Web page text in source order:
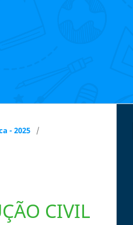
- 2025
/
CIVIL